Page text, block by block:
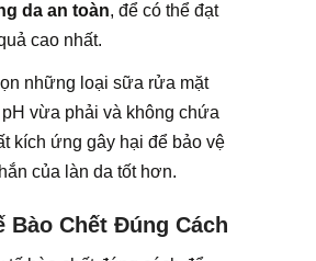
da an toàn, để có thể đạt
cao nhất.
những loại sữa rửa mặt
vừa phải và không chứa
kích ứng gây hại để bảo vệ
của làn da tốt hơn.
Bào Chết Đúng Cách